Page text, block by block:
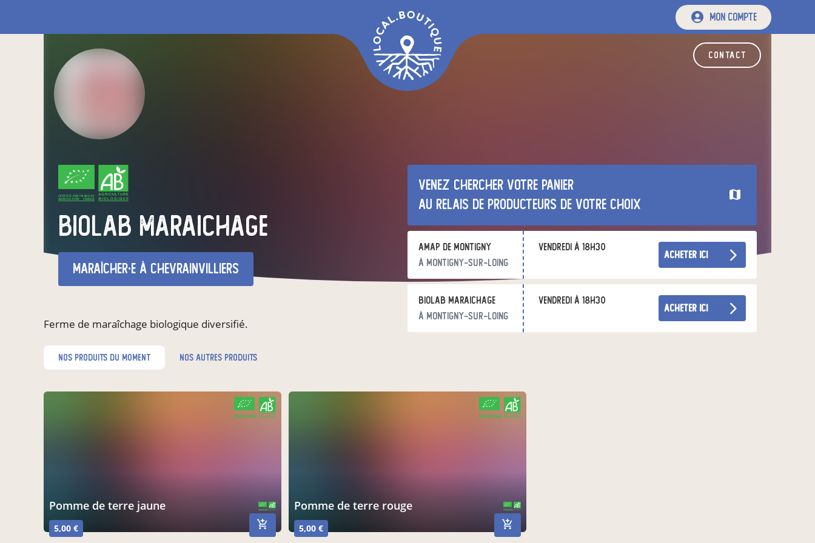
mon compte
contact
biolab maraichage
CERTIFIÉ PAR FR-BIO-01
AGRICULTURE FRANCE
maraîcher·e à Chevrainvilliers
Venez chercher votre panier
au relais de producteurs de votre choix
Amap de Montigny
à Montigny-sur-Loing
vendredi à 18h30
acheter ici
biolab maraichage
à Montigny-sur-Loing
vendredi à 18h30
acheter ici
Ferme de maraîchage biologique diversifié.
nos produits du moment nos autres produits
pomme de terre jaune
5,00 €
CERTIFIÉ PAR FR-BIO-01
AGRICULTURE FRANCE
pomme de terre rouge
5,00 €
CERTIFIÉ PAR FR-BIO-01
AGRICULTURE FRANCE